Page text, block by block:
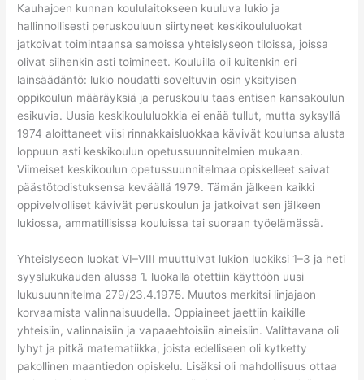
Kauhajoen kunnan koululaitokseen kuuluva lukio ja
hallinnollisesti peruskouluun siirtyneet keskikoululuokat
jatkoivat toimintaansa samoissa yhteislyseon tiloissa, joissa
olivat siihenkin asti toimineet. Kouluilla oli kuitenkin eri
lainsäädäntö: lukio noudatti soveltuvin osin yksityisen
oppikoulun määräyksiä ja peruskoulu taas entisen kansakoulun
esikuvia. Uusia keskikoululuokkia ei enää tullut, mutta syksyllä
1974 aloittaneet viisi rinnakkaisluokkaa kävivät koulunsa alusta
loppuun asti keskikoulun opetussuunnitelmien mukaan.
Viimeiset keskikoulun opetussuunnitelmaa opiskelleet saivat
päästötodistuksensa keväällä 1979. Tämän jälkeen kaikki
oppivelvolliset kävivät peruskoulun ja jatkoivat sen jälkeen
lukiossa, ammatillisissa kouluissa tai suoraan työelämässä.
Yhteislyseon luokat VI–VIII muuttuivat lukion luokiksi 1–3 ja heti
syyslukukauden alussa 1. luokalla otettiin käyttöön uusi
lukusuunnitelma 279/23.4.1975. Muutos merkitsi linjajaon
korvaamista valinnaisuudella. Oppiaineet jaettiin kaikille
yhteisiin, valinnaisiin ja vapaaehtoisiin aineisiin. Valittavana oli
lyhyt ja pitkä matematiikka, joista edelliseen oli kytketty
pakollinen maantiedon opiskelu. Lisäksi oli mahdollisuus ottaa